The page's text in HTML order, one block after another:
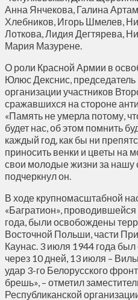
Анна Янчекова, Галина
Хлебников, Игорь Шмелев,
Лоткова, Лидия Дегтярева,
Мария Мазурене.
О роли Красной Армии в
Юлюс Декснис, председатель
организации участников
сражавшихся на стороне
«Память не умерла потому,
будет нас, об этом помнить
каждый год, как бы ни
приносить венки и цветы на
свои молодые жизни за нашу
подчеркнул он.
В ходе крупномасштабной
«Багратион»,
года, были освобождены
Восточной Польши, части
Каунас. 3 июля 1944 года
через 10 дней, 13 июля –
удар 3-го Белорусского
брешь», – отметил
Республиканской